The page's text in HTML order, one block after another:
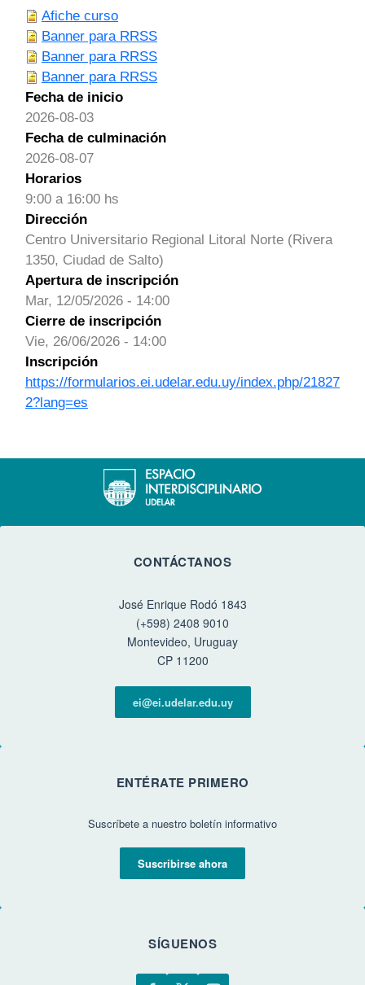
Afiche curso
Banner para RRSS
Banner para RRSS
Banner para RRSS
Fecha de inicio
2026-08-03
Fecha de culminación
2026-08-07
Horarios
9:00 a 16:00 hs
Dirección
Centro Universitario Regional Litoral Norte (Rivera
1350, Ciudad de Salto)
Apertura de inscripción
Mar, 12/05/2026 - 14:00
Cierre de inscripción
Vie, 26/06/2026 - 14:00
Inscripción
https://formularios.ei.udelar.edu.uy/index.php/21827
2?lang=es
CONTÁCTANOS
José Enrique Rodó 1843
(+598) 2408 9010
Montevideo, Uruguay
CP 11200
ei@ei.udelar.edu.uy
ENTÉRATE PRIMERO
Suscríbete a nuestro boletín informativo
Suscribirse ahora
SÍGUENOS